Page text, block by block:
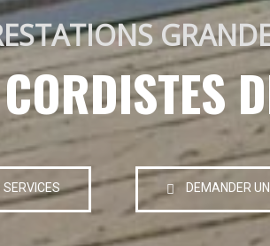
SERVICES DEMANDER